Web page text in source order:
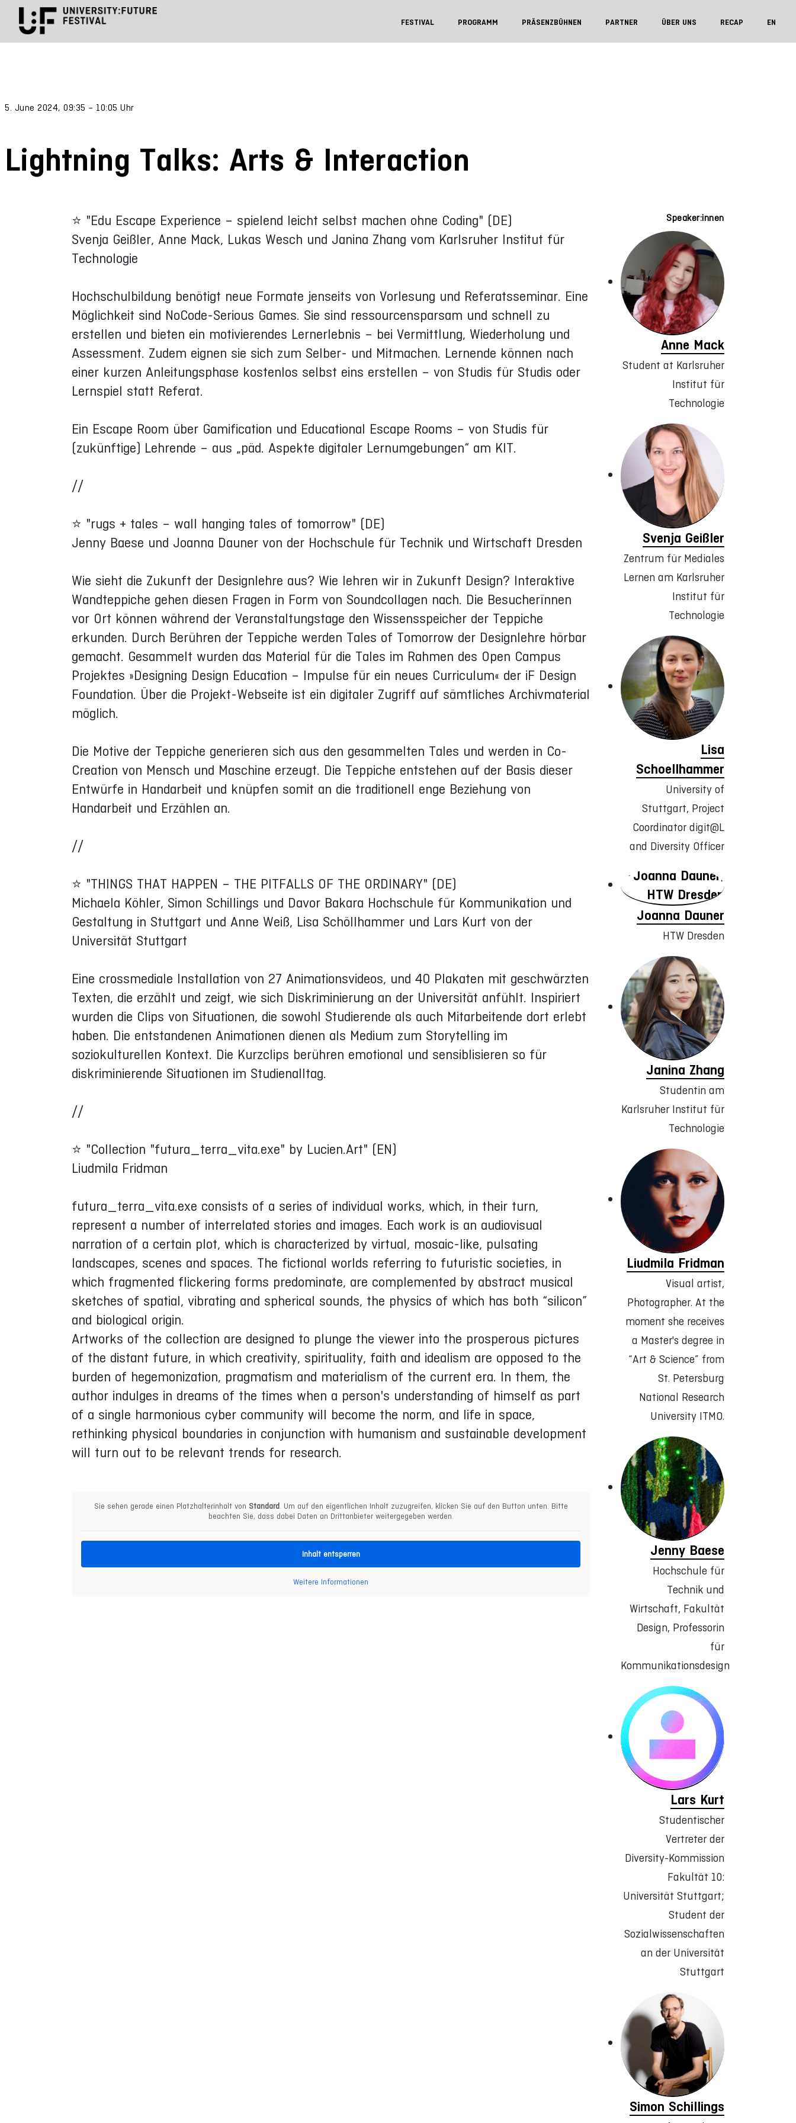
FESTIVAL PROGRAMM PRÄSENZBÜHNEN PARTNER ÜBER UNS RECAP EN
5. June 2024, 09:35 – 10:05 Uhr
Lightning Talks: Arts & Interaction
⭐ "Edu Escape Experience – spielend leicht selbst machen ohne Coding" (DE)
Svenja Geißler, Anne Mack, Lukas Wesch und Janina Zhang vom Karlsruher Institut für
Technologie
Hochschulbildung benötigt neue Formate jenseits von Vorlesung und Referatsseminar. Eine
Möglichkeit sind NoCode-Serious Games. Sie sind ressourcensparsam und schnell zu
erstellen und bieten ein motivierendes Lernerlebnis – bei Vermittlung, Wiederholung und
Assessment. Zudem eignen sie sich zum Selber- und Mitmachen. Lernende können nach
einer kurzen Anleitungsphase kostenlos selbst eins erstellen – von Studis für Studis oder
Lernspiel statt Referat.
Ein Escape Room über Gamification und Educational Escape Rooms – von Studis für
(zukünftige) Lehrende – aus „päd. Aspekte digitaler Lernumgebungen“ am KIT.
//
⭐ "rugs + tales – wall hanging tales of tomorrow" (DE)
Jenny Baese und Joanna Dauner von der Hochschule für Technik und Wirtschaft Dresden
Wie sieht die Zukunft der Designlehre aus? Wie lehren wir in Zukunft Design? Interaktive
Wandteppiche gehen diesen Fragen in Form von Soundcollagen nach. Die Besucherïnnen
vor Ort können während der Veranstaltungstage den Wissensspeicher der Teppiche
erkunden. Durch Berühren der Teppiche werden Tales of Tomorrow der Designlehre hörbar
gemacht. Gesammelt wurden das Material für die Tales im Rahmen des Open Campus
Projektes »Designing Design Education – Impulse für ein neues Curriculum« der iF Design
Foundation. Über die Projekt-Webseite ist ein digitaler Zugriff auf sämtliches Archivmaterial
möglich.
Die Motive der Teppiche generieren sich aus den gesammelten Tales und werden in Co-
Creation von Mensch und Maschine erzeugt. Die Teppiche entstehen auf der Basis dieser
Entwürfe in Handarbeit und knüpfen somit an die traditionell enge Beziehung von
Handarbeit und Erzählen an.
//
⭐ "THINGS THAT HAPPEN – THE PITFALLS OF THE ORDINARY" (DE)
Michaela Köhler, Simon Schillings und Davor Bakara Hochschule für Kommunikation und
Gestaltung in Stuttgart und Anne Weiß, Lisa Schöllhammer und Lars Kurt von der
Universität Stuttgart
Eine crossmediale Installation von 27 Animationsvideos, und 40 Plakaten mit geschwärzten
Texten, die erzählt und zeigt, wie sich Diskriminierung an der Universität anfühlt. Inspiriert
wurden die Clips von Situationen, die sowohl Studierende als auch Mitarbeitende dort erlebt
haben. Die entstandenen Animationen dienen als Medium zum Storytelling im
soziokulturellen Kontext. Die Kurzclips berühren emotional und sensiblisieren so für
diskriminierende Situationen im Studienalltag.
//
⭐ "Collection "futura_terra_vita.exe" by Lucien.Art" (EN)
Liudmila Fridman
futura_terra_vita.exe consists of a series of individual works, which, in their turn,
represent a number of interrelated stories and images. Each work is an audiovisual
narration of a certain plot, which is characterized by virtual, mosaic-like, pulsating
landscapes, scenes and spaces. The fictional worlds referring to futuristic societies, in
which fragmented flickering forms predominate, are complemented by abstract musical
sketches of spatial, vibrating and spherical sounds, the physics of which has both “silicon”
and biological origin.
Artworks of the collection are designed to plunge the viewer into the prosperous pictures
of the distant future, in which creativity, spirituality, faith and idealism are opposed to the
burden of hegemonization, pragmatism and materialism of the current era. In them, the
author indulges in dreams of the times when a person's understanding of himself as part
of a single harmonious cyber community will become the norm, and life in space,
rethinking physical boundaries in conjunction with humanism and sustainable development
will turn out to be relevant trends for research.
Sie sehen gerade einen Platzhalterinhalt von Standard . Um auf den eigentlichen Inhalt zuzugreifen, klicken Sie auf den Button unten. Bitte
beachten Sie, dass dabei Daten an Drittanbieter weitergegeben werden.
Inhalt entsperren
Weitere Informationen
Speaker:innen
Anne Mack
Student at Karlsruher
Institut für
Technologie
Svenja Geißler
Zentrum für Mediales
Lernen am Karlsruher
Institut für
Technologie
Lisa
Schoellhammer
University of
Stuttgart, Project
Coordinator digit@L
and Diversity Officer
Joanna Dauner
HTW Dresden
Janina Zhang
Studentin am
Karlsruher Institut für
Technologie
Liudmila Fridman
Visual artist,
Photographer. At the
moment she receives
a Master's degree in
“Art & Science” from
St. Petersburg
National Research
University ITMO.
Jenny Baese
Hochschule für
Technik und
Wirtschaft, Fakultät
Design, Professorin
für
Kommunikationsdesign
Lars Kurt
Studentischer
Vertreter der
Diversity-Kommission
Fakultät 10:
Universität Stuttgart;
Student der
Sozialwissenschaften
an der Universität
Stuttgart
Simon Schillings